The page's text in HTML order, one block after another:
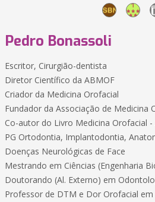
Pedro Bonassoli
Escritor, Cirurgião-dentista
Diretor Científico da ABMOF
Criador da Medicina Orofacial
Fundador da Associação de Medicina
Co-autor do Livro Medicina Orofacial -
PG Ortodontia, Implantodontia,
Doenças Neurológicas de Face
Mestrando em Ciências (Engenharia
Doutorando (Al. Externo) em
Professor de DTM e Dor Orofacial em